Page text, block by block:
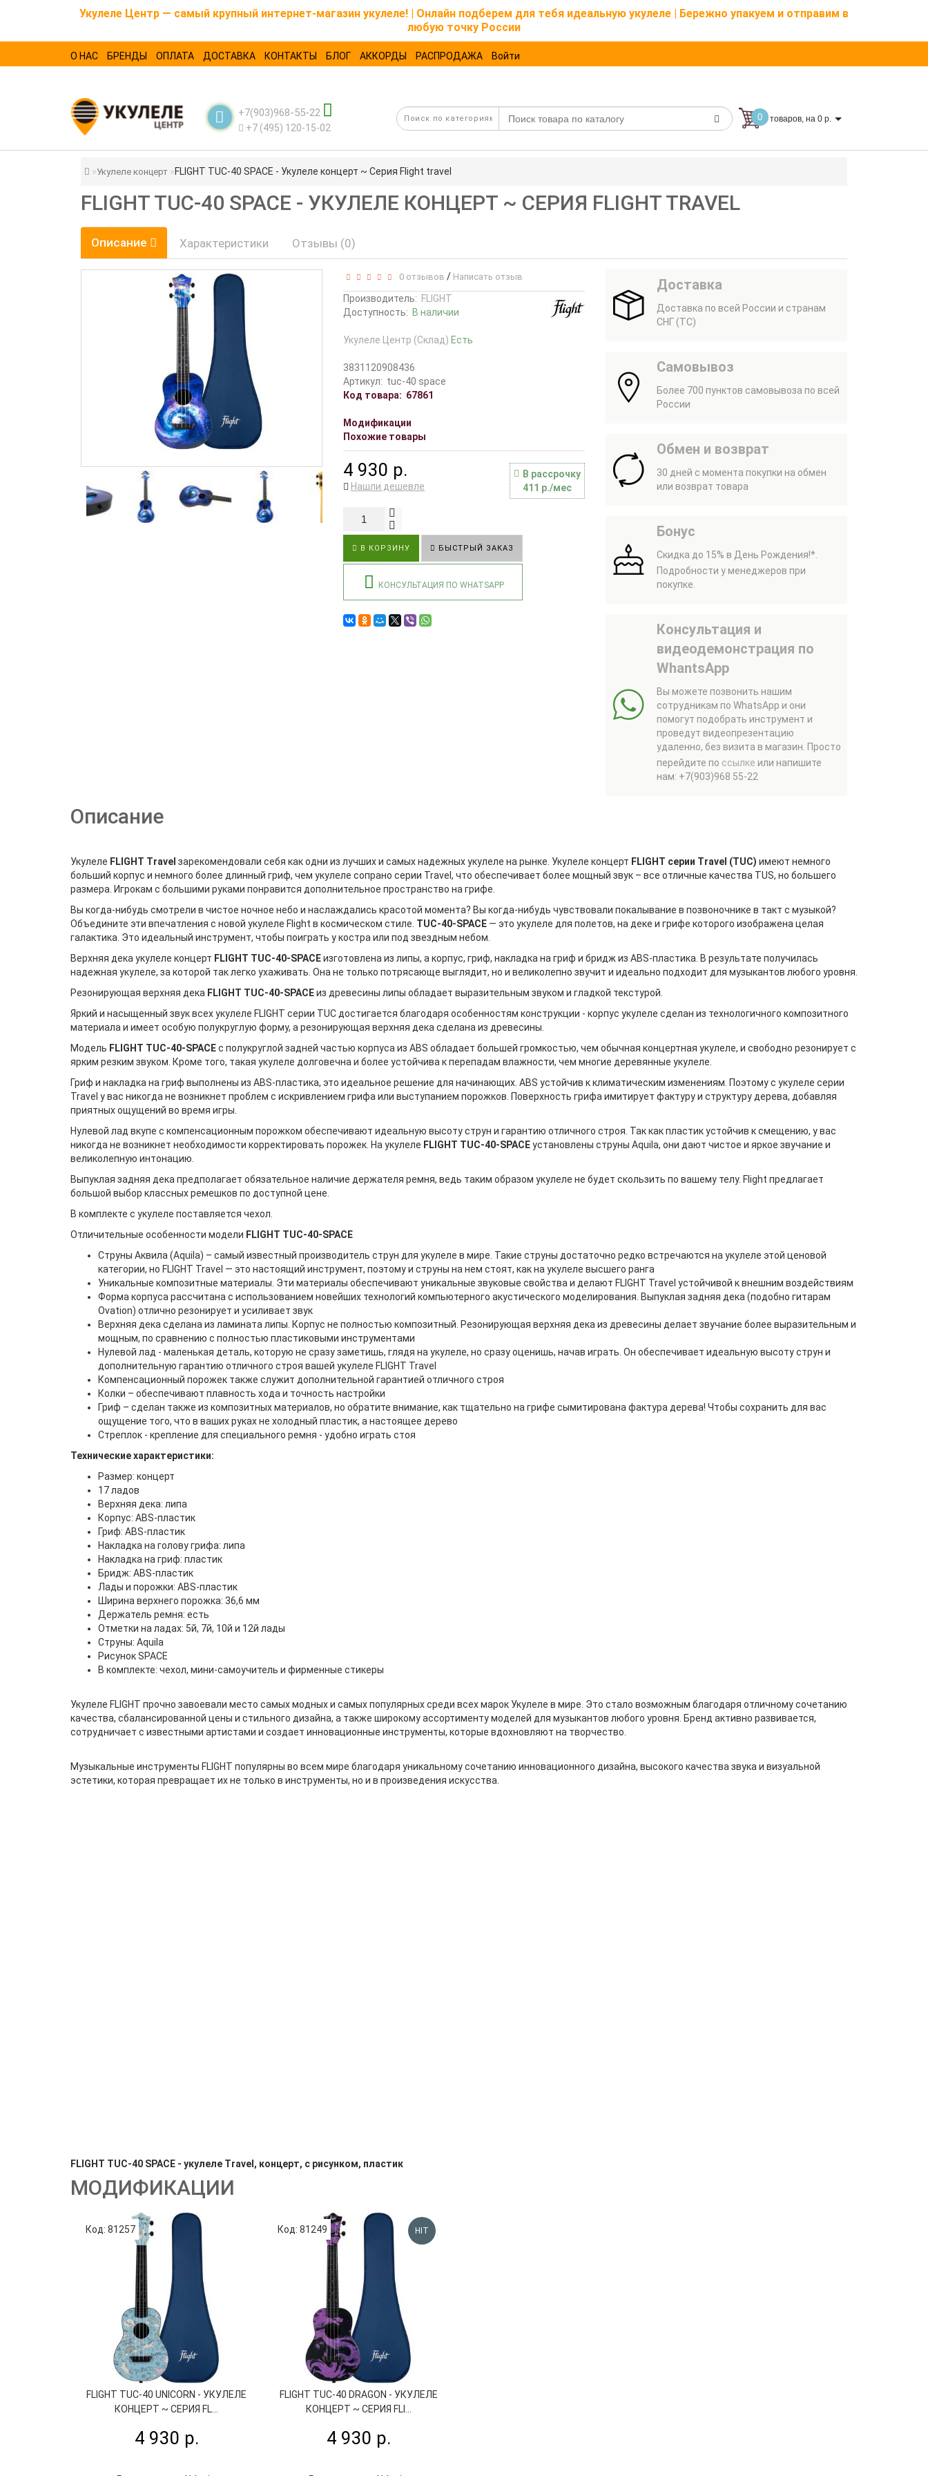
Укулеле Центр — самый крупный интернет-магазин укулеле! | Онлайн подберем для тебя идеальную укулеле | Бережно упакуем и отправим в
любую точку России
О НАС БРЕНДЫ ОПЛАТА ДОСТАВКА КОНТАКТЫ БЛОГ АККОРДЫ РАСПРОДАЖА Войти
+7(903)968-55-22
+7 (495) 120-15-02
0 товаров, на 0 р.
Укулеле концерт FLIGHT TUC-40 SPACE - Укулеле концерт ~ Серия Flight travel
FLIGHT TUC-40 SPACE - УКУЛЕЛЕ КОНЦЕРТ ~ СЕРИЯ FLIGHT TRAVEL
Описание Характеристики Отзывы (0)
0 отзывов / Написать отзыв
Производитель: FLIGHT
Доступность: В наличии
Укулеле Центр (Склад) Есть
3831120908436
Артикул: tuc-40 space
Код товара: 67861
Модификации
Похожие товары
4 930 р.
В рассрочку
411 р./мес
Нашли дешевле
В КОРЗИНУ БЫСТРЫЙ ЗАКАЗ
КОНСУЛЬТАЦИЯ ПО WHATSAPP
Доставка
Доставка по всей России и странам
СНГ (ТС)
Самовывоз
Более 700 пунктов самовывоза по всей
России
Обмен и возврат
30 дней с момента покупки на обмен
или возврат товара
Бонус
Скидка до 15% в День Рождения!*.
Подробности у менеджеров при
покупке.
Консультация и
видеодемонстрация по
WhantsApp
Вы можете позвонить нашим
сотрудникам по WhatsApp и они
помогут подобрать инструмент и
проведут видеопрезентацию
удаленно, без визита в магазин. Просто
перейдите по ссылке или напишите
нам: +7(903)968 55-22
Описание
Укулеле FLIGHT Travel зарекомендовали себя как одни из лучших и самых надежных укулеле на рынке. Укулеле концерт FLIGHT серии Travel (TUC) имеют немного
больший корпус и немного более длинный гриф, чем укулеле сопрано серии Travel, что обеспечивает более мощный звук – все отличные качества TUS, но большего
размера. Игрокам с большими руками понравится дополнительное пространство на грифе.
Вы когда-нибудь смотрели в чистое ночное небо и наслаждались красотой момента? Вы когда-нибудь чувствовали покалывание в позвоночнике в такт с музыкой?
Объедините эти впечатления с новой укулеле Flight в космическом стиле. TUC-40-SPACE — это укулеле для полетов, на деке и грифе которого изображена целая
галактика. Это идеальный инструмент, чтобы поиграть у костра или под звездным небом.
Верхняя дека укулеле концерт FLIGHT TUC-40-SPACEизготовлена из липы, а корпус, гриф, накладка на гриф и бридж из ABS-пластика. В результате получилась
надежная укулеле, за которой так легко ухаживать. Она не только потрясающе выглядит, но и великолепно звучит и идеально подходит для музыкантов любого уровня.
Резонирующая верхняя дека FLIGHT TUC-40-SPACEиз древесины липы обладает выразительным звуком и гладкой текстурой.
Яркий и насыщенный звук всех укулеле FLIGHT серии TUC достигается благодаря особенностям конструкции - корпус укулеле сделан из технологичного композитного
материала и имеет особую полукруглую форму, а резонирующая верхняя дека сделана из древесины.
Модель FLIGHT TUC-40-SPACEс полукруглой задней частью корпуса из АBS обладает большей громкостью, чем обычная концертная укулеле, и свободно резонирует с
ярким резким звуком. Кроме того, такая укулеле долговечна и более устойчива к перепадам влажности, чем многие деревянные укулеле.
Гриф и накладка на гриф выполнены из ABS-пластика, это идеальное решение для начинающих. ABS устойчив к климатическим изменениям. Поэтому с укулеле серии
Travel у вас никогда не возникнет проблем с искривлением грифа или выступанием порожков. Поверхность грифа имитирует фактуру и структуру дерева, добавляя
приятных ощущений во время игры.
Нулевой лад вкупе с компенсационным порожком обеспечивают идеальную высоту струн и гарантию отличного строя. Так как пластик устойчив к смещению, у вас
никогда не возникнет необходимости корректировать порожек. На укулеле FLIGHT TUC-40-SPACEустановлены струны Aquila, они дают чистое и яркое звучание и
великолепную интонацию.
Выпуклая задняя дека предполагает обязательное наличие держателя ремня, ведь таким образом укулеле не будет скользить по вашему телу. Flight предлагает
большой выбор классных ремешков по доступной цене.
В комплекте с укулеле поставляется чехол.
Отличительные особенности модели FLIGHT TUC-40-SPACE
Струны Аквила (Aquila) – самый известный производитель струн для укулеле в мире. Такие струны достаточно редко встречаются на укулеле этой ценовой
категории, но FLIGHT Travel — это настоящий инструмент, поэтому и струны на нем стоят, как на укулеле высшего ранга
Уникальные композитные материалы. Эти материалы обеспечивают уникальные звуковые свойства и делают FLIGHT Travel устойчивой к внешним воздействиям
Форма корпуса рассчитана с использованием новейших технологий компьютерного акустического моделирования. Выпуклая задняя дека (подобно гитарам
Ovation) отлично резонирует и усиливает звук
Верхняя дека сделана из ламината липы. Корпус не полностью композитный. Резонирующая верхняя дека из древесины делает звучание более выразительным и
мощным, по сравнению с полностью пластиковыми инструментами
Нулевой лад - маленькая деталь, которую не сразу заметишь, глядя на укулеле, но сразу оценишь, начав играть. Он обеспечивает идеальную высоту струн и
дополнительную гарантию отличного строя вашей укулеле FLIGHT Travel
Компенсационный порожек также служит дополнительной гарантией отличного строя
Колки – обеспечивают плавность хода и точность настройки
Гриф – сделан также из композитных материалов, но обратите внимание, как тщательно на грифе сымитирована фактура дерева! Чтобы сохранить для вас
ощущение того, что в ваших руках не холодный пластик, а настоящее дерево
Стреплок - крепление для специального ремня - удобно играть стоя
Технические характеристики:
Размер: концерт
17 ладов
Верхняя дека: липа
Корпус: ABS-пластик
Гриф: ABS-пластик
Накладка на голову грифа: липа
Накладка на гриф: пластик
Бридж: ABS-пластик
Лады и порожки: ABS-пластик
Ширина верхнего порожка: 36,6 мм
Держатель ремня: есть
Отметки на ладах: 5й, 7й, 10й и 12й лады
Струны: Aquila
Рисунок SPACE
В комплекте: чехол, мини-самоучитель и фирменные стикеры
Укулеле FLIGHT прочно завоевали место самых модных и самых популярных среди всех марок Укулеле в мире. Это стало возможным благодаря отличному сочетанию
качества, сбалансированной цены и стильного дизайна, а также широкому ассортименту моделей для музыкантов любого уровня. Бренд активно развивается,
сотрудничает с известными артистами и создает инновационные инструменты, которые вдохновляют на творчество.
Музыкальные инструменты FLIGHT популярны во всем мире благодаря уникальному сочетанию инновационного дизайна, высокого качества звука и визуальной
эстетики, которая превращает их не только в инструменты, но и в произведения искусства.
FLIGHT TUC-40 SPACE - укулеле Travel, концерт, с рисунком, пластик
МОДИФИКАЦИИ
Код: 81257
FLIGHT TUC-40 UNICORN - УКУЛЕЛЕ
КОНЦЕРТ ~ СЕРИЯ FL...
4 930 р.
Код: 81249 HIT
FLIGHT TUC-40 DRAGON - УКУЛЕЛЕ
КОНЦЕРТ ~ СЕРИЯ FLI...
4 930 р.